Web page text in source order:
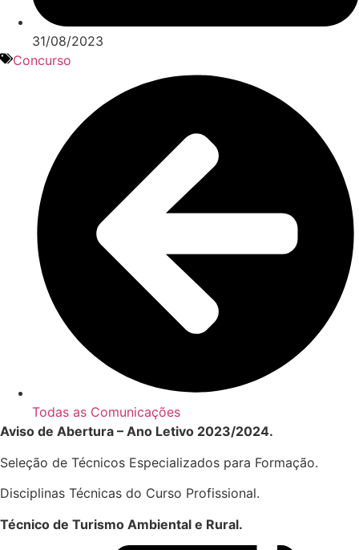
31/08/2023
Concurso
Todas as Comunicações
Aviso de Abertura – Ano Letivo 2023/2024.
Seleção de Técnicos Especializados para Formação.
Disciplinas Técnicas do Curso Profissional.
Técnico de Turismo Ambiental e Rural.